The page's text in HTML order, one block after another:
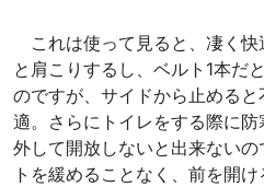
これは使って見ると、凄く快
と肩こりするし、ベルト1本だ
のですが、サイドから止める
適。さらにトイレをする際に
外して開放しないと出来ない
トを緩めることなく、前を開